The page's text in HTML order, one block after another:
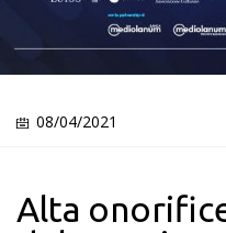
08/04/2021
Alta